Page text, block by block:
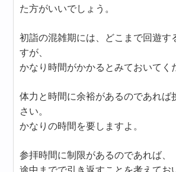
た方がいいでしょう。
初詣の混雑期には、どこまで回遊す
すが、
かなり時間がかかるとみておいてく
体力と時間に余裕があるのであれば
さい。
かなりの時間を要しますよ。
参拝時間に制限があるのであれば、
途中までで引き返すことを考えてお